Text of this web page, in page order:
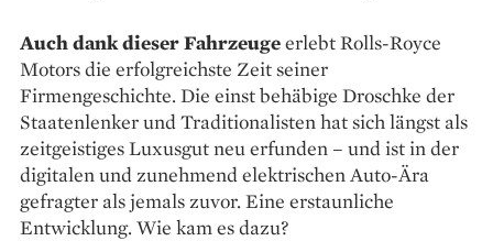
Auch dank dieser Fahrzeugeerlebt Rolls-Royce
Motors die erfolgreichste Zeit seiner
Firmengeschichte. Die einst behäbige Droschke der
Staatenlenker und Traditionalisten hat sich längst als
zeitgeistiges Luxusgut neu erfunden – und ist in der
digitalen und zunehmend elektrischen Auto-Ära
gefragter als jemals zuvor. Eine erstaunliche
Entwicklung. Wie kam es dazu?